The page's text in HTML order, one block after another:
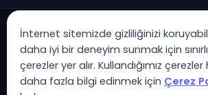
Copyright © 2007 - 2026 Hukas | Hukuk
Saklıdır
İnternet sitemizde gizliliğinizi
daha iyi bir deneyim sunmak için
çerezler yer alır. Kullandığımız çerezler
daha fazla bilgi edinmek için Çerez